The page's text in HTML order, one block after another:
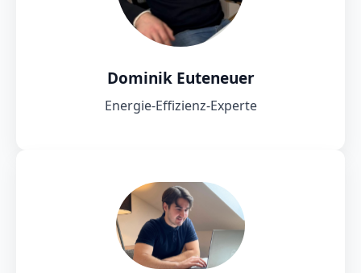
Dominik Euteneuer
Energie-Effizienz-Experte